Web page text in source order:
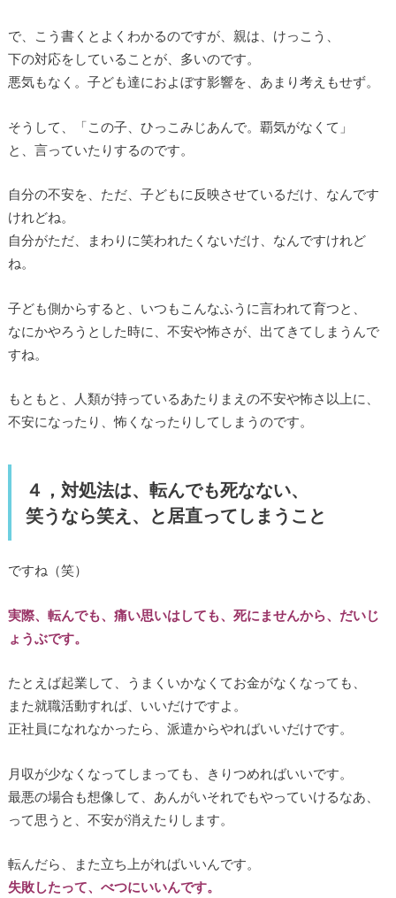
で、こう書くとよくわかるのですが、親は、けっこう、
下の対応をしていることが、多いのです。
悪気もなく。子ども達におよぼす影響を、あまり考えもせず。
そうして、「この子、ひっこみじあんで。覇気がなくて」
と、言っていたりするのです。
自分の不安を、ただ、子どもに反映させているだけ、なんです
けれどね。
自分がただ、まわりに笑われたくないだけ、なんですけれど
ね。
子ども側からすると、いつもこんなふうに言われて育つと、
なにかやろうとした時に、不安や怖さが、出てきてしまうんで
すね。
もともと、人類が持っているあたりまえの不安や怖さ以上に、
不安になったり、怖くなったりしてしまうのです。
４，対処法は、転んでも死なない、
笑うなら笑え、と居直ってしまうこと
ですね（笑）
実際、転んでも、痛い思いはしても、死にませんから、だいじ
ょうぶです。
たとえば起業して、うまくいかなくてお金がなくなっても、
また就職活動すれば、いいだけですよ。
正社員になれなかったら、派遣からやればいいだけです。
月収が少なくなってしまっても、きりつめればいいです。
最悪の場合も想像して、あんがいそれでもやっていけるなあ、
って思うと、不安が消えたりします。
転んだら、また立ち上がればいいんです。
失敗したって、べつにいいんです。